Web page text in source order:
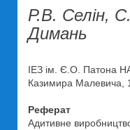
Р.В. Селін,
Димань
ІЕЗ ім. Є.О. Патона
Казимира Малевича,
Реферат
Адитивне